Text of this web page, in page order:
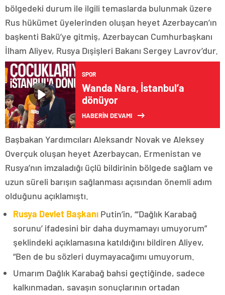
bölgedeki durum ile ilgili temaslarda bulunmak üzere
Rus hükümet üyelerinden oluşan heyet Azerbaycan’ın
başkenti Bakü’ye gitmiş, Azerbaycan Cumhurbaşkanı
İlham Aliyev, Rusya Dışişleri Bakanı Sergey Lavrov’dur.
SPOR
Wanda Nara, İstanbul’a
dönüyor
HABERİN DEVAMI
Başbakan Yardımcıları Aleksandr Novak ve Aleksey
Overçuk oluşan heyet Azerbaycan, Ermenistan ve
Rusya’nın imzaladığı üçlü bildirinin bölgede sağlam ve
uzun süreli barışın sağlanması açısından önemli adım
olduğunu açıklamıştı.
Rusya Devlet Başkanı Putin’in, “‘Dağlık Karabağ
sorunu’ ifadesini bir daha duymamayı umuyorum”
şeklindeki açıklamasına katıldığını bildiren Aliyev,
“Ben de bu sözleri duymayacağımı umuyorum.
Umarım Dağlık Karabağ bahsi geçtiğinde, sadece
kalkınmadan, savaşın sonuçlarının ortadan